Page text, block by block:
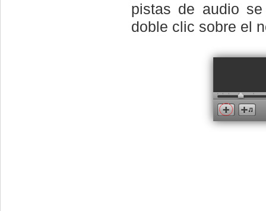
pistas de audio
doble clic sobre el